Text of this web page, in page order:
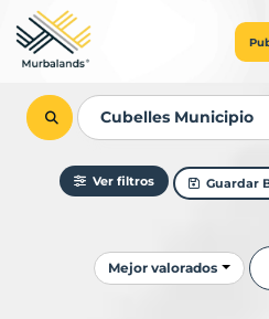
Ver filtros Guardar
Ordenar resultados
Mejor valorados